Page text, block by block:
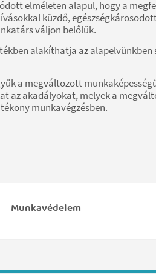
elméleten alapul, hogy a
küzdő,
váljon belőlük.
alakíthatja az alapelvünkben
a megváltozott
az akadályokat, melyek a
munkavégzésben.
Munkavédelem